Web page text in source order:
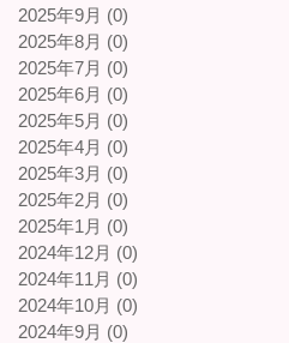
2025年9月 (0)
2025年8月 (0)
2025年7月 (0)
2025年6月 (0)
2025年5月 (0)
2025年4月 (0)
2025年3月 (0)
2025年2月 (0)
2025年1月 (0)
2024年12月 (0)
2024年11月 (0)
2024年10月 (0)
2024年9月 (0)